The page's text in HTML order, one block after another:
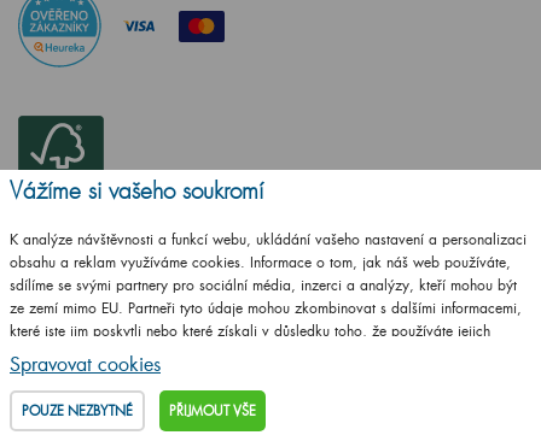
ČSN EN ISO
14001:2016
ČSN EN ISO
Vážíme si vašeho soukromí
K analýze návštěvnosti a funkcí webu, ukládání vašeho nastavení a personalizaci
obsahu a reklam využíváme cookies. Informace o tom, jak náš web používáte,
sdílíme se svými partnery pro sociální média, inzerci a analýzy, kteří mohou být
ze zemí mimo EU. Partneři tyto údaje mohou zkombinovat s dalšími informacemi,
které jste jim poskytli nebo které získali v důsledku toho, že používáte jejich
služby.
Podrobné informace
Spravovat cookies
POUZE NEZBYTNÉ PŘIJMOUT VŠE